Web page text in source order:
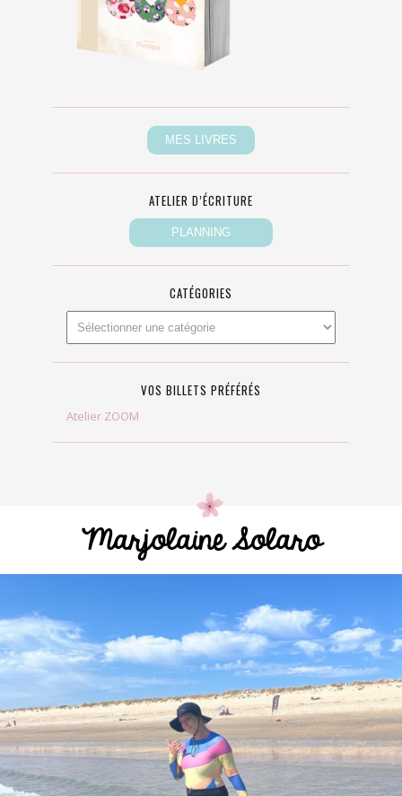
ATELIER D’ÉCRITURE
CATÉGORIES
VOS BILLETS PRÉFÉRÉS
Atelier ZOOM
Marjolaine Solaro